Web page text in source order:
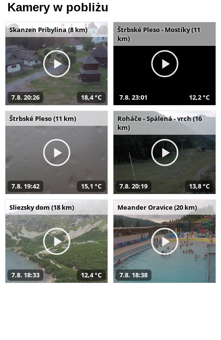
Kamery w pobliżu
Skanzen Pribylina (8 km)
7.8. 20:26 18,4 °C
Štrbské Pleso - Mostíky (11
km)
7.8. 23:01 12,2 °C
Štrbské Pleso (11 km)
7.8. 19:42 15,1 °C
Roháče - Spálená - vrch (16
km)
7.8. 20:19 13,8 °C
Sliezsky dom (18 km)
7.8. 18:33 12,4 °C
Meander Oravice (20 km)
7.8. 18:38